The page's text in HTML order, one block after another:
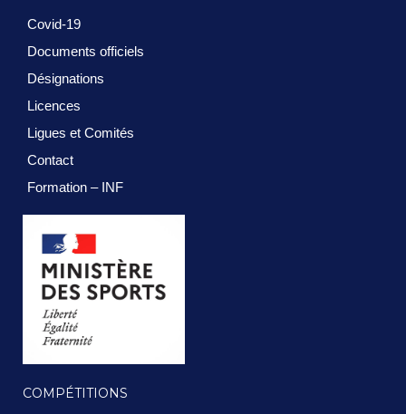
Covid-19
Documents officiels
Désignations
Licences
Ligues et Comités
Contact
Formation – INF
COMPÉTITIONS